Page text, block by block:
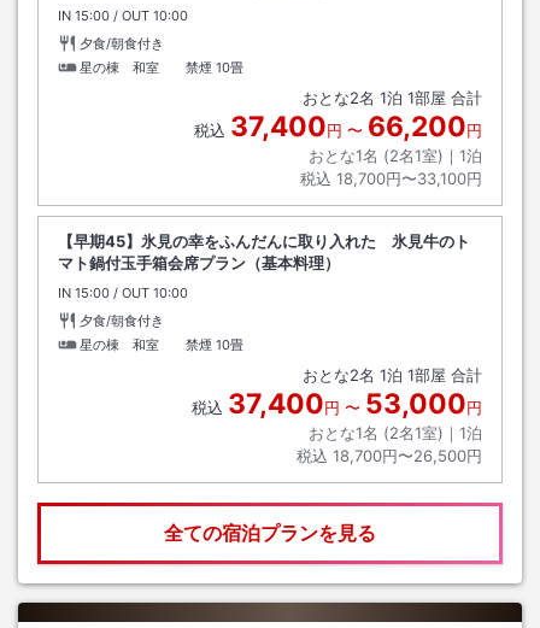
IN チェックイン
15:00 / OUT チェックアウト
10:00
夕食/朝食付き
星の棟 和室 禁煙 10畳
おとな2名 1泊 1部屋 合計
税込 37,400円 〜 66,200円
おとな1名 (2名1室)｜ 1泊
税込 18,700円〜33,100円
【早期45】氷見の幸をふんだんに取り入れた 氷見牛のト
マト鍋付玉手箱会席プラン（基本料理）
IN チェックイン
15:00 / OUT チェックアウト
10:00
夕食/朝食付き
星の棟 和室 禁煙 10畳
おとな2名 1泊 1部屋 合計
税込 37,400円 〜 53,000円
おとな1名 (2名1室)｜ 1泊
税込 18,700円〜26,500円
全ての宿泊プランを見る